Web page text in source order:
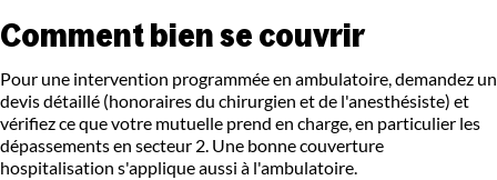
Comment bien se couvrir
Pour une intervention programmée en ambulatoire, demandez un
devis détaillé (honoraires du chirurgien et de l'anesthésiste) et
vérifiez ce que votre mutuelle prend en charge, en particulier les
dépassements en secteur 2. Une bonne couverture
hospitalisation s'applique aussi à l'ambulatoire.